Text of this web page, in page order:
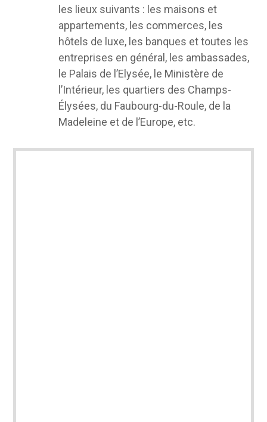
les lieux suivants : les maisons et
appartements, les commerces, les
hôtels de luxe, les banques et toutes les
entreprises en général, les ambassades,
le Palais de l’Elysée, le Ministère de
l’Intérieur, les quartiers des Champs-
Élysées, du Faubourg-du-Roule, de la
Madeleine et de l’Europe, etc.